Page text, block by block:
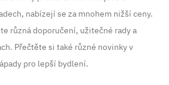
nabízejí se za mnohem nižší ceny.
různá doporučení, užitečné rady a
Přečtěte si také různé novinky v
pro lepší bydlení.